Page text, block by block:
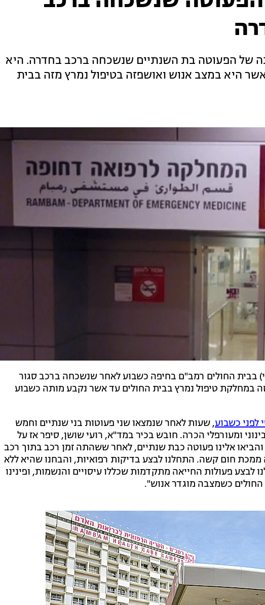
של הפעוטה בת השנתיים שנשכחה ברכב בחדרה. היא
היא במצב אנוש ואושפזה בטיפול נמרץ מזה בבית
בבית החולים רמב"ם בחיפה כשבוע לאחר שנשכחה ברכב סגור
במחלקת טיפול נמרץ בבית החולים עד אשר נקבע מותה כשבוע
לפני כשבוע, שעות לאחר שנמצאו שני פעוטות בני שנתיים וחמש
ומעורפלי הכרה. חובש בכיר במד"א, רועי שושן, סיפר אז על
אלינו פעוטה כבת שנתיים, לאחר ששהתה זמן רכב בתוך רכב
חום קשה. התחלנו לבצע בדיקות רפואיות, והבחנו שהיא ללא
לבצע פעולות החייאה מתקדמות שכללו עיסויים והנשמות, ופינינו
כשמצבה מוגדר אנוש".